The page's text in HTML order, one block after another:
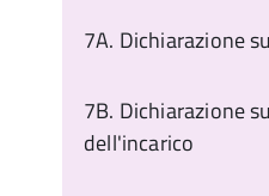
7A. Dichiarazione
7B. Dichiarazione
dell'incarico